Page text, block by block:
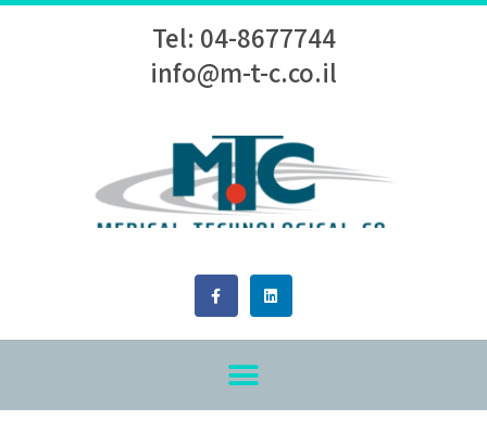
Tel: 04-8677744
info@m-t-c.co.il